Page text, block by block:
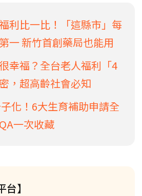
利比一比！「這縣市」每
一 新竹首創藥局也能用
幸福？全台老人福利「4
，超高齡社會必知
化！6大生育補助申請全
一次收藏
台】